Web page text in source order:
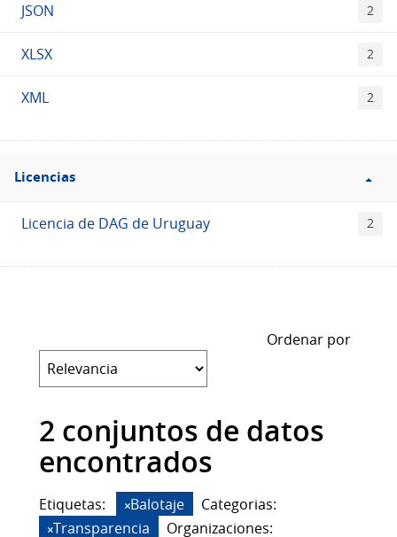
JSON 2
XLSX 2
XML 2
Filtro
Licencias
Licencias
Licencia de DAG de Uruguay 2
Ordenar por
2 conjuntos de datos
encontrados
Etiquetas: Balotaje
Categorias:
Transparencia
Organizaciones: